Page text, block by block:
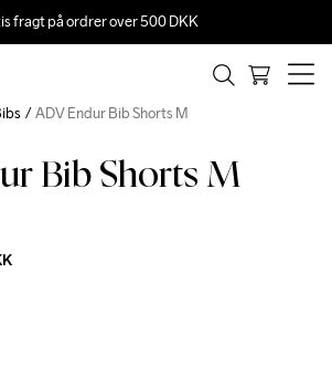
fragt på ordrer over 500 DKK
Bib Shorts M
ADV Endur Bib Shorts M